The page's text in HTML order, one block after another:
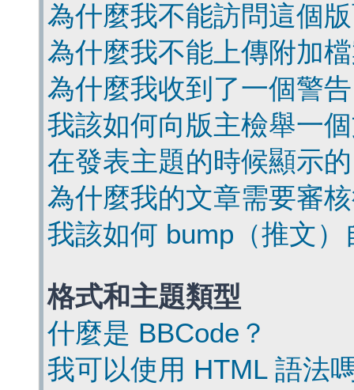
為什麼我不能訪問這個
為什麼我不能上傳附加
為什麼我收到了一個警
我該如何向版主檢舉一
在發表主題的時候顯示
為什麼我的文章需要審
我該如何 bump（推文
格式和主題類型
什麼是 BBCode？
我可以使用 HTML 語法